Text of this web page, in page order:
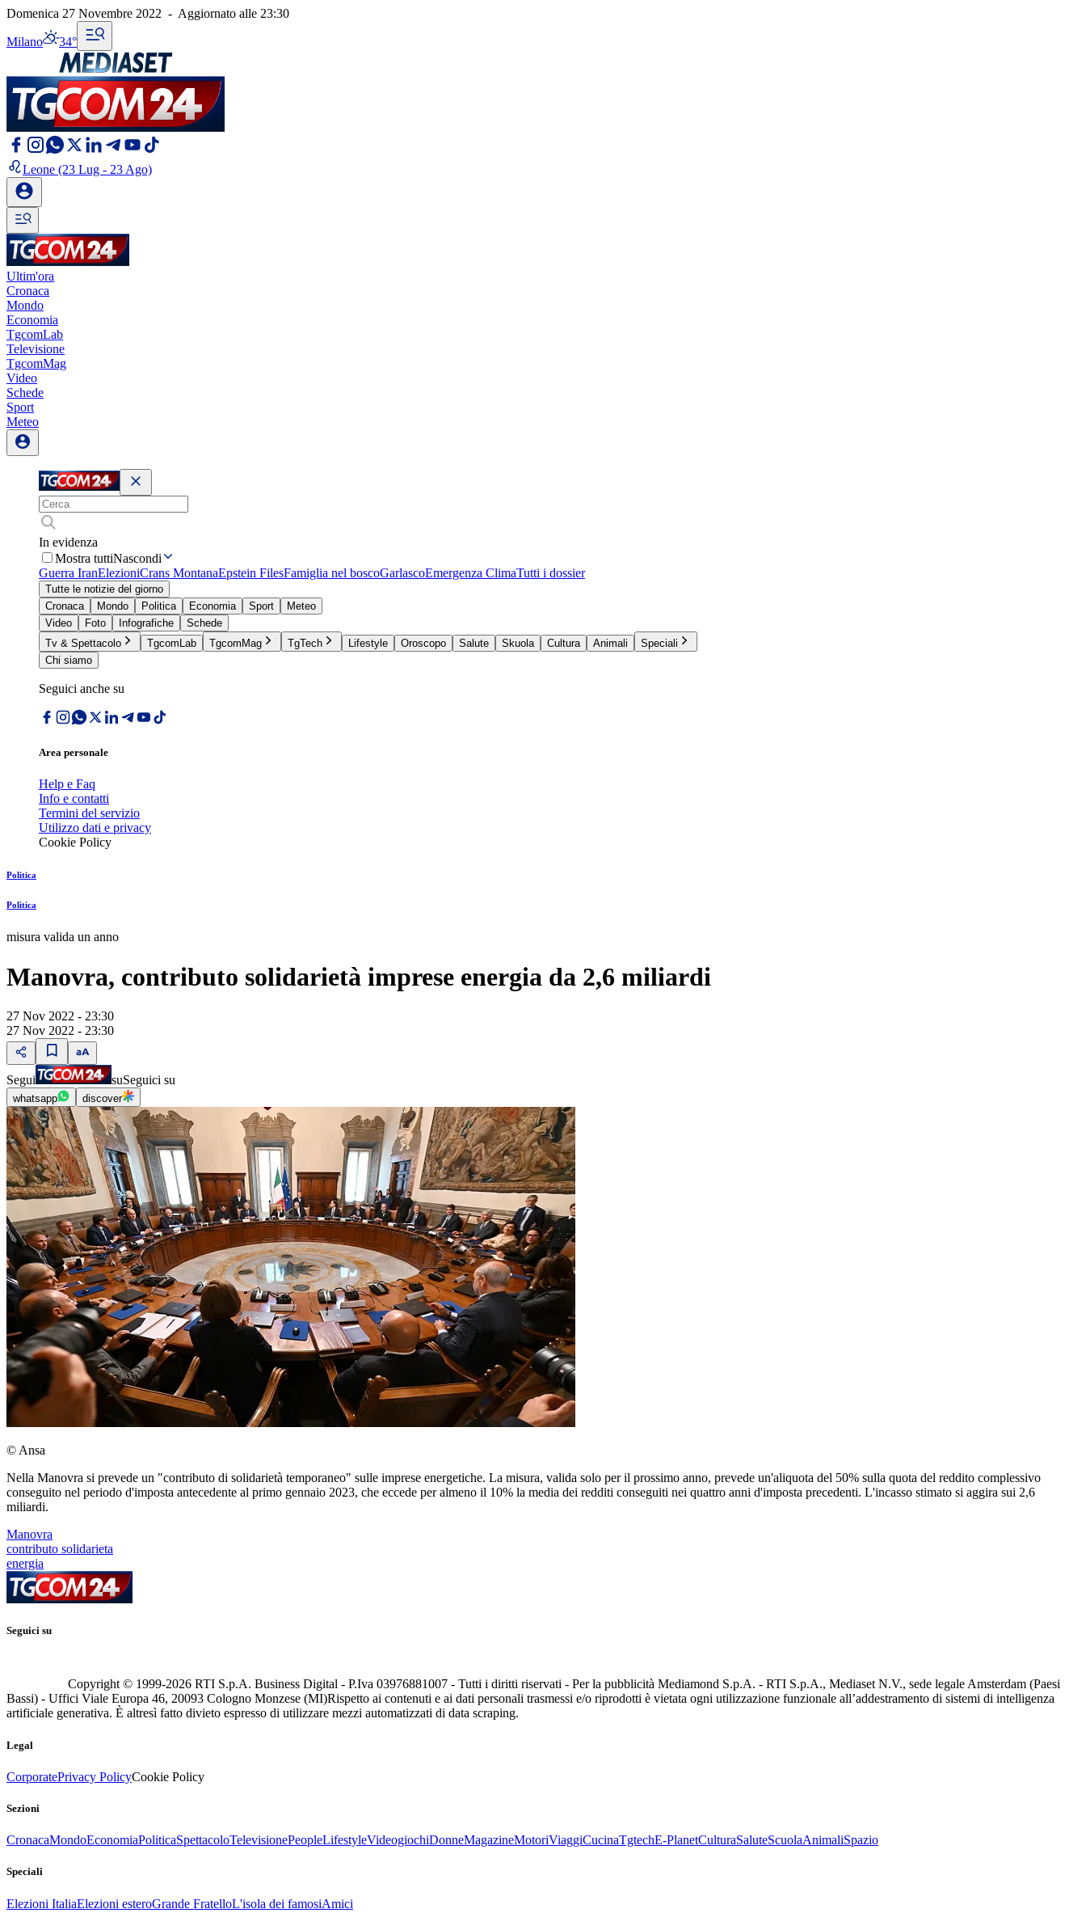
Domenica 27 Novembre 2022 - Aggiornato alle 23:30
Milano 34°
Leone (23 Lug - 23 Ago)
Ultim'ora
Cronaca
Mondo
Economia
TgcomLab
Televisione
TgcomMag
Video
Schede
Sport
Meteo
In evidenza
Mostra tuttiNascondi
Guerra IranElezioniCrans MontanaEpstein FilesFamiglia nel boscoGarlascoEmergenza ClimaTutti i dossier
Tutte le notizie del giorno
Cronaca
Mondo Politica Economia Sport
Meteo
Video
Foto Infografiche
Schede
Tv & Spettacolo
TgcomLab TgcomMag TgTech Lifestyle Oroscopo Salute Skuola Cultura Animali
Speciali
Chi siamo
Seguici anche su
Area personale
Help e Faq
Info e contatti
Termini del servizio
Utilizzo dati e privacy
Cookie Policy
Politica
Politica
misura valida un anno
Manovra, contributo solidarietà imprese energia da 2,6 miliardi
27 Nov 2022 - 23:30
27 Nov 2022 - 23:30
Segui suSeguici su
whatsapp discover
© Ansa
Nella Manovra si prevede un "contributo di solidarietà temporaneo" sulle imprese energetiche. La misura, valida solo per il prossimo anno, prevede un'aliquota del 50% sulla quota del reddito complessivo
conseguito nel periodo d'imposta antecedente al primo gennaio 2023, che eccede per almeno il 10% la media dei redditi conseguiti nei quattro anni d'imposta precedenti. L'incasso stimato si aggira sui 2,6
miliardi.
Manovra
contributo solidarieta
energia
Seguici su
Copyright © 1999-2026 RTI S.p.A. Business Digital - P.Iva 03976881007 - Tutti i diritti riservati - Per la pubblicità Mediamond S.p.A. - RTI S.p.A., Mediaset N.V., sede legale Amsterdam (Paesi
Bassi) - Uffici Viale Europa 46, 20093 Cologno Monzese (MI)Rispetto ai contenuti e ai dati personali trasmessi e/o riprodotti è vietata ogni utilizzazione funzionale all’addestramento di sistemi di intelligenza
artificiale generativa. È altresì fatto divieto espresso di utilizzare mezzi automatizzati di data scraping.
Legal
CorporatePrivacy PolicyCookie Policy
Sezioni
CronacaMondoEconomiaPoliticaSpettacoloTelevisionePeopleLifestyleVideogiochiDonneMagazineMotoriViaggiCucinaTgtechE-PlanetCulturaSaluteScuolaAnimaliSpazio
Speciali
Elezioni ItaliaElezioni esteroGrande FratelloL'isola dei famosiAmici